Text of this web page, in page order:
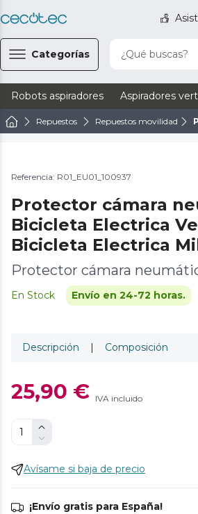
Categorías ¿Qué buscas?
Robots aspiradores Aspiradores
Repuestos Repuestos movilidad
Referencia: R01_EU01_100937
Protector cámara
Bicicleta Electrica
Bicicleta Electrica
Protector cámara
En Stock Envío en 24-72 horas.
Descripción | Composición
25,90 € IVA incluido
Avísame si baja de precio
¡Envío gratis para España!